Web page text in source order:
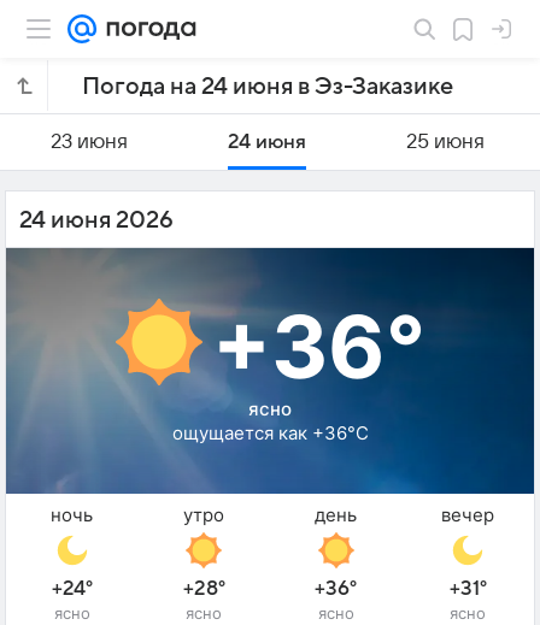
Погода на 24 июня в Эз-Заказике
23 июня 24 июня 25 июня
24 июня 2026
+36°
ясно
ощущается как +36°C
ночь
+24°
ясно
утро
+28°
ясно
день
+36°
ясно
вечер
+31°
ясно